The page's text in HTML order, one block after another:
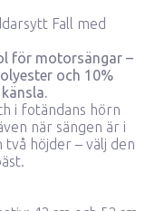
Fall med
för motorsängar –
och 10%
i fotändans hörn
när sängen är i
höjder – välj den